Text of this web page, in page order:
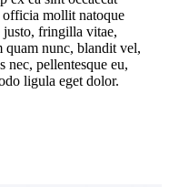
mollit natoque
justo, fringilla vitae,
quam nunc, blandit vel,
pellentesque eu,
ligula eget dolor.